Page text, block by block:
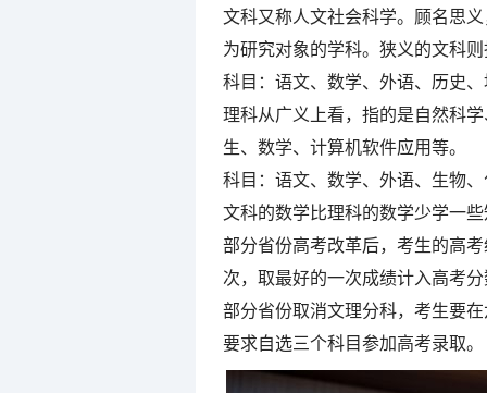
文科又称人文社会科学。顾名思
为研究对象的学科。狭义的文科
科目：语文、数学、外语、历史
理科从广义上看，指的是自然科
生、数学、计算机软件应用等。
科目：语文、数学、外语、生物
文科的数学比理科的数学少学一
部分省份高考改革后，考生的高
次，取最好的一次成绩计入高考
部分省份取消文理分科，考生要
要求自选三个科目参加高考录取。